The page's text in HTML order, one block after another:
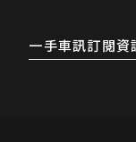
一手車訊訂閱資